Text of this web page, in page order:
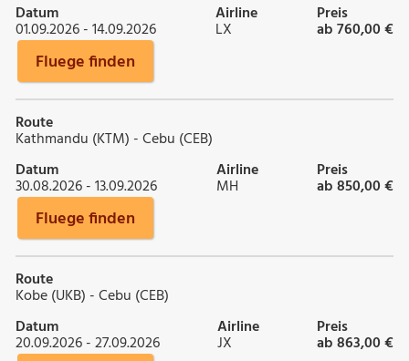
Datum
01.09.2026 - 14.09.2026
Airline
LX
Preis
ab 760,00 €
Fluege finden
Route
Kathmandu (KTM) - Cebu (CEB)
Datum
30.08.2026 - 13.09.2026
Airline
MH
Preis
ab 850,00 €
Fluege finden
Route
Kobe (UKB) - Cebu (CEB)
Datum
20.09.2026 - 27.09.2026
Airline
JX
Preis
ab 863,00 €